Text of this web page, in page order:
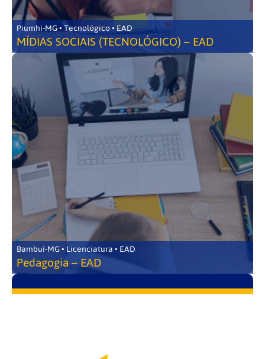
Piumhi-MG • Tecnológico • EAD
MÍDIAS SOCIAIS (TECNOLÓGICO) – EAD
Bambuí-MG • Licenciatura • EAD
Pedagogia – EAD